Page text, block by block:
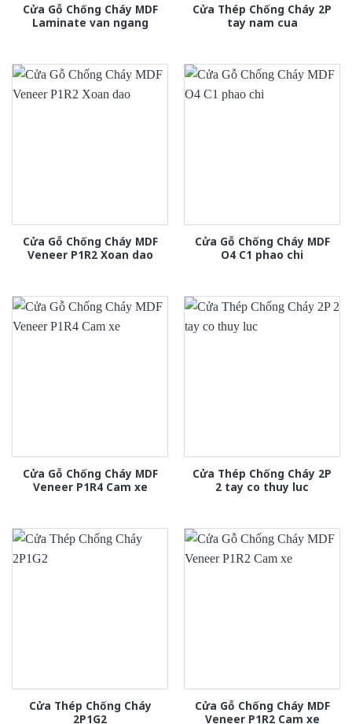
Cửa Gỗ Chống Cháy MDF
Laminate van ngang
Cửa Thép Chống Cháy 2P
tay nam cua
Cửa Gỗ Chống Cháy MDF
Veneer P1R2 Xoan dao
Cửa Gỗ Chống Cháy MDF
O4 C1 phao chi
Cửa Gỗ Chống Cháy MDF
Veneer P1R4 Cam xe
Cửa Thép Chống Cháy 2P
2 tay co thuy luc
Cửa Thép Chống Cháy
2P1G2
Cửa Gỗ Chống Cháy MDF
Veneer P1R2 Cam xe